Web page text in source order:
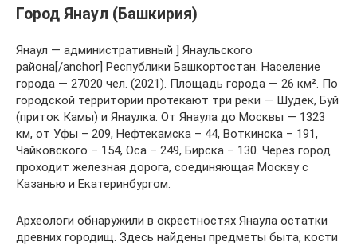
Город Янаул (Башкирия)
Янаул — административный ] Янаульского
района[/anchor] Республики Башкортостан. Население
города — 27020 чел. (2021). Площадь города — 26 км². По
городской территории протекают три реки — Шудек, Буй
(приток Камы) и Янаулка. От Янаула до Москвы — 1323
км, от Уфы – 209, Нефтекамска – 44, Воткинска – 191,
Чайковского – 154, Оса – 249, Бирска – 130. Через город
проходит железная дорога, соединяющая Москву с
Казанью и Екатеринбургом.
Археологи обнаружили в окрестностях Янаула остатки
древних городищ. Здесь найдены предметы быта, кости